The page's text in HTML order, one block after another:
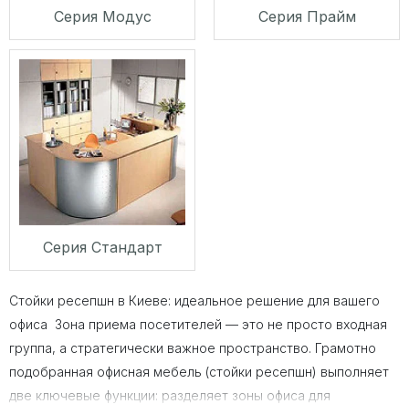
Серия Модус Серия Прайм
Серия Стандарт
Стойки ресепшн в Киеве: идеальное решение для вашего
офиса Зона приема посетителей — это не просто входная
группа, а стратегически важное пространство. Грамотно
подобранная офисная мебель (стойки ресепшн) выполняет
две ключевые функции: разделяет зоны офиса для